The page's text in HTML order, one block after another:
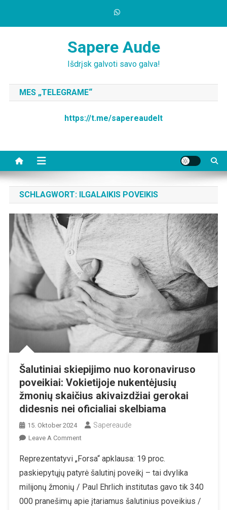
Sapere Aude
Išdrįsk galvoti savo galva!
MES „TELEGRAME“
https://t.me/sapereaudelt
SCHLAGWORT: ILGALAIKIS POVEIKIS
Šalutiniai skiepijimo nuo koronaviruso
poveikiai: Vokietijoje nukentėjusių
žmonių skaičius akivaizdžiai gerokai
didesnis nei oficialiai skelbiama
15. Oktober 2024 Sapereaude
Leave A CommentOn
Skiepijimo
Nuo
Koronaviruso
Vokietijoje
Reprezentatyvi „Forsa“ apklausa: 19 proc.
paskiepytųjų patyrė šalutinį poveikį – tai dvylika
milijonų žmonių / Paul Ehrlich institutas gavo tik 340
000 pranešimų apie įtariamus šalutinius poveikius /